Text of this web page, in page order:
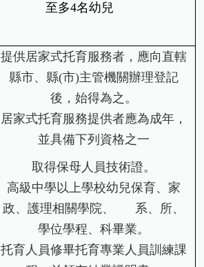
至多4名幼兒
提供居家式托育服務者，應向直轄
縣市、縣(市)主管機關辦理登記
後，始得為之。
居家式托育服務提供者應為成年，
並具備下列資格之一
取得保母人員技術證。
高級中學以上學校幼兒保育、家
政、護理相關學院、 系、所、
學位學程、科畢業。
托育人員修畢托育專業人員訓練課